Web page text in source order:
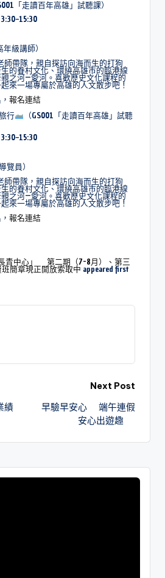
「走讀百年高雄」試聽課）
級講師）
師帶隊，親自探訪向海而生的打狗
的眷村文化、環繞高雄市的臨港線
之河—愛河。喜歡歷史文化課程的
來一場專屬於高雄的人文散步吧！
報名連結
行
（GS001「走讀百年高雄」試聽
覽員）
師帶隊，親自探訪向海而生的打狗
的眷村文化、環繞高雄市的臨港線
之河—愛河。喜歡歷史文化課程的
來一場專屬於高雄的人文散步吧！
報名連結
青中心」 第二期（7-8月）、第三
簡章現正開放索取中 appeared first
績
Next Post
早驗早安心 端午連假
安心出遊趣